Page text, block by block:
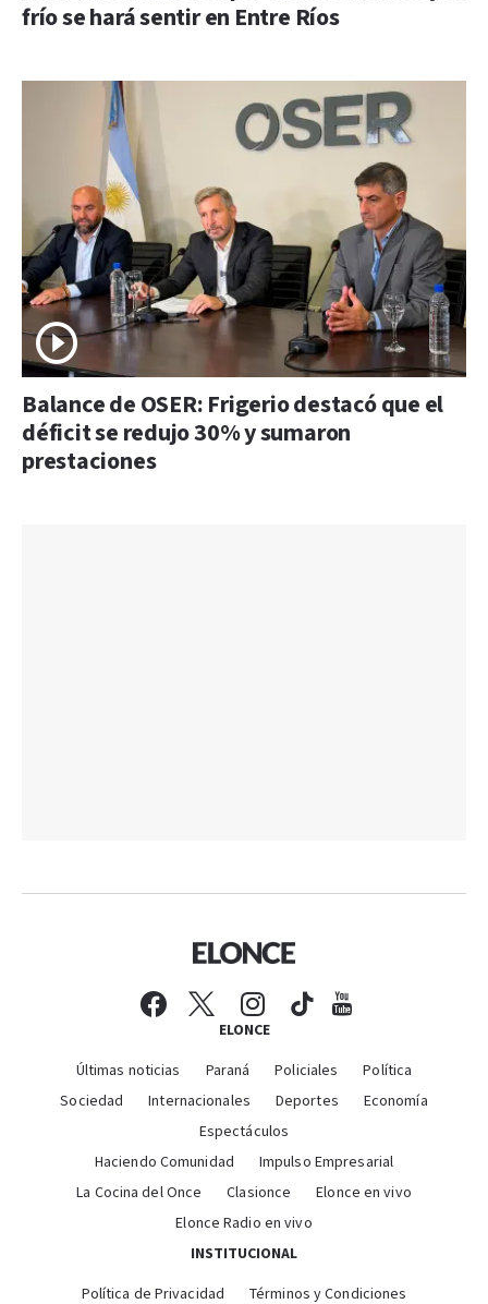
frío se hará sentir en Entre Ríos
Balance de OSER: Frigerio destacó que el
déficit se redujo 30% y sumaron
prestaciones
ELONCE
Últimas noticias Paraná Policiales
Política
Sociedad
Internacionales Deportes
Economía
Espectáculos
Haciendo Comunidad
Impulso Empresarial
La Cocina del Once
Clasionce
Elonce en vivo
Elonce Radio en vivo
INSTITUCIONAL
Política de Privacidad Términos y Condiciones